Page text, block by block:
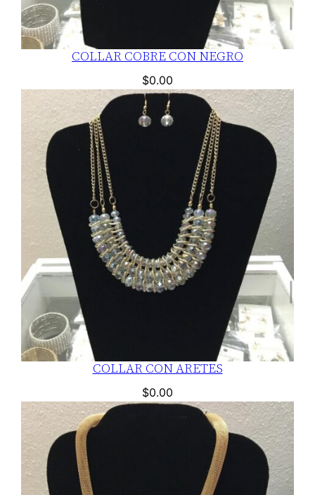
COLLAR COBRE CON NEGRO
$0.00
COLLAR CON ARETES
$0.00